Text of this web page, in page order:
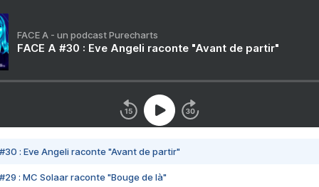
FACE A - un podcast Purecharts
FACE A #30 : Eve Angeli raconte "Avant de partir"
#30 : Eve Angeli raconte "Avant de partir"
#29 : MC Solaar raconte "Bouge de là"